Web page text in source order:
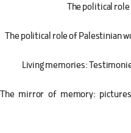
The mirror of memory: